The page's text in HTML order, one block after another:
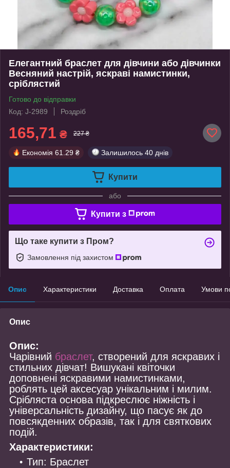
Елегантний браслет для дівчини або дівчинки
Весняний настрій, яскраві намистинки,
сріблястий
Готово до відправки
Код: J-2989
Роздріб
165,71 ₴ 227 ₴
Економія 61.29 ₴ Залишилось 40 днів
Купити
або
Купити з
Що таке купити з Пром?
Замовлення під захистом
Опис Характеристики Доставка Оплата Умови
Опис
Опис:
Чарівний браслет, створений для яскравих і
стильних дівчат! Вишукані квіточки
доповнені яскравими намистинками,
роблять цей аксесуар унікальним і милим.
Срібляста основа підкреслює ніжність і
універсальність дизайну, що пасує як до
повсякденних образів, так і для святкових
подій.
Характеристики:
Тип: Браслет